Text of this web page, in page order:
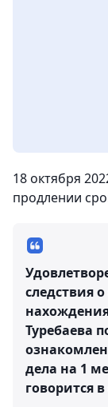
18 октября
продлении
следствия
Туребаева
дела на 1
говорится